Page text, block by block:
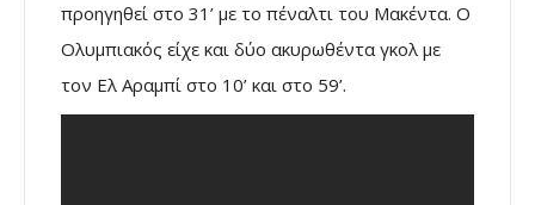
προηγηθεί στο 31’ με το πέναλτι του Μακέντα. Ο
Ολυμπιακός είχε και δύο ακυρωθέντα γκολ με
τον Ελ Αραμπί στο 10’ και στο 59’.